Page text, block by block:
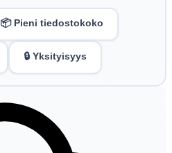
📦 Pieni tiedostokoko
🔒 Yksityisyys